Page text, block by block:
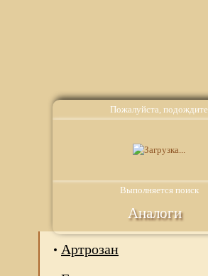
Пожалуйста, подождите
Выполняется поиск
Аналоги
Артрозан